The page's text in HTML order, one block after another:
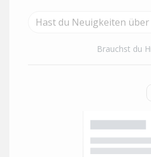
Brauchst du